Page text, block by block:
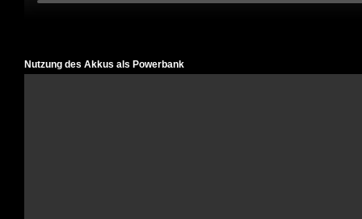
Nutzung des Akkus als Powerbank